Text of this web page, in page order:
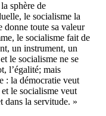
sphère de
le socialisme la
donne toute sa valeur
le socialisme fait de
un instrument, un
le socialisme ne se
l’égalité; mais
: la démocratie veut
le socialisme veut
dans la servitude. »